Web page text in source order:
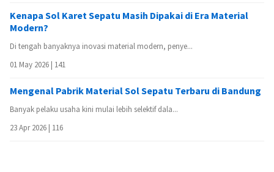
Kenapa Sol Karet Sepatu Masih Dipakai di Era Material
Modern?
Di tengah banyaknya inovasi material modern, penye...
01 May 2026 | 141
Mengenal Pabrik Material Sol Sepatu Terbaru di Bandung
Banyak pelaku usaha kini mulai lebih selektif dala...
23 Apr 2026 | 116